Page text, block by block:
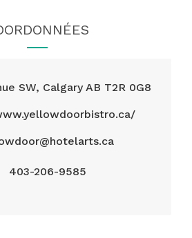
SW, Calgary AB T2R 0G8
403-206-9585